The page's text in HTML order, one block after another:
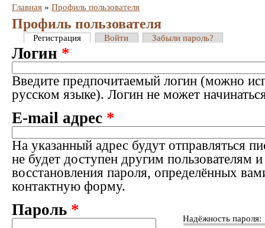
Главная » Профиль пользователя
Профиль пользователя
Регистрация Войти Забыли пароль?
Логин *
Введите предпочитаемый логин (можно
русском языке). Логин не может
E-mail адрес *
На указанный адрес будут отправляться
не будет доступен другим пользователям
восстановления пароля, определённых
контактную форму.
Надёжность пароля:
Пароль *